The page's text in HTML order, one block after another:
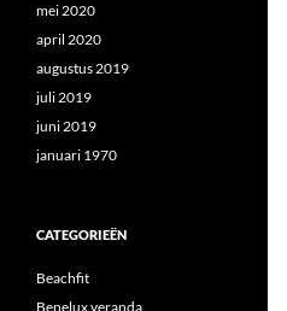
mei 2020
april 2020
augustus 2019
juli 2019
juni 2019
januari 1970
CATEGORIEËN
Beachfit
Benelux veranda